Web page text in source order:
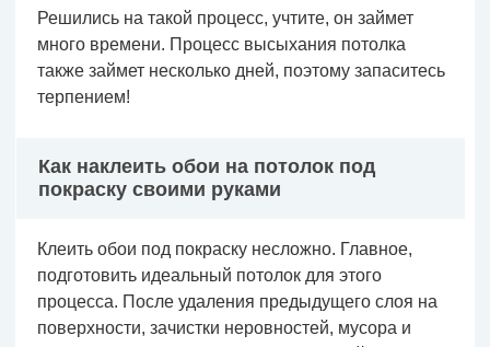
Решились на такой процесс, учтите, он займет
много времени. Процесс высыхания потолка
также займет несколько дней, поэтому запаситесь
терпением!
Как наклеить обои на потолок под
покраску своими руками
Клеить обои под покраску несложно. Главное,
подготовить идеальный потолок для этого
процесса. После удаления предыдущего слоя на
поверхности, зачистки неровностей, мусора и